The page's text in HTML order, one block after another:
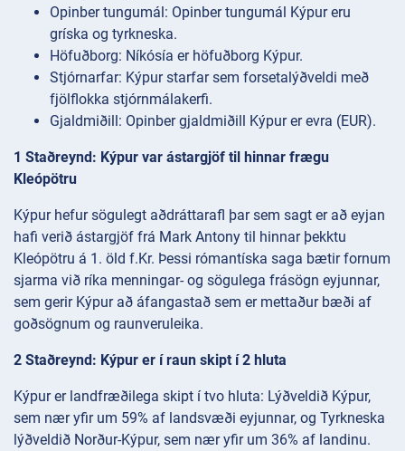
Opinber tungumál: Opinber tungumál Kýpur eru
gríska og tyrkneska.
Höfuðborg: Níkósía er höfuðborg Kýpur.
Stjórnarfar: Kýpur starfar sem forsetalýðveldi með
fjölflokka stjórnmálakerfi.
Gjaldmiðill: Opinber gjaldmiðill Kýpur er evra (EUR).
1 Staðreynd: Kýpur var ástargjöf til hinnar frægu
Kleópötru
Kýpur hefur sögulegt aðdráttarafl þar sem sagt er að eyjan
hafi verið ástargjöf frá Mark Antony til hinnar þekktu
Kleópötru á 1. öld f.Kr. Þessi rómantíska saga bætir fornum
sjarma við ríka menningar- og sögulega frásögn eyjunnar,
sem gerir Kýpur að áfangastað sem er mettaður bæði af
goðsögnum og raunveruleika.
2 Staðreynd: Kýpur er í raun skipt í 2 hluta
Kýpur er landfræðilega skipt í tvo hluta: Lýðveldið Kýpur,
sem nær yfir um 59% af landsvæði eyjunnar, og Tyrkneska
lýðveldið Norður-Kýpur, sem nær yfir um 36% af landinu.